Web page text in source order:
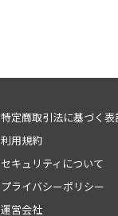
特定商取引法に基づく表
利用規約
セキュリティについて
プライバシーポリシー
運営会社